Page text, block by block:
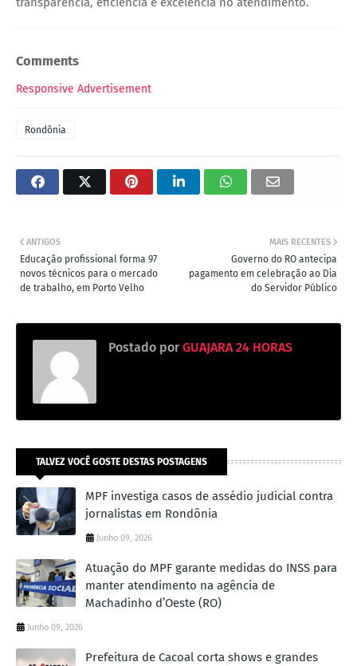
Comments
Responsive Advertisement
Rondônia
MAIS RECENTES
Governo do RO antecipa
pagamento em celebração ao Dia
do Servidor Público
ANTIGOS
Educação profissional forma 97
novos técnicos para o mercado
de trabalho, em Porto Velho
Postado por GUAJARA 24 HORAS
TALVEZ VOCÊ GOSTE DESTAS POSTAGENS
MPF investiga casos de assédio judicial contra
jornalistas em Rondônia
Junho 09, 2026
Atuação do MPF garante medidas do INSS para
manter atendimento na agência de
Machadinho d’Oeste (RO)
Junho 09, 2026
Prefeitura de Cacoal corta shows e grandes